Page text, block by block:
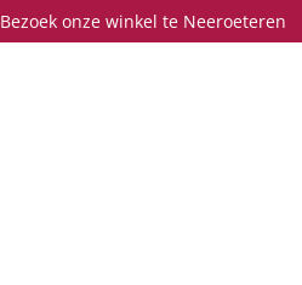
Bezoek onze winkel te Neeroeteren